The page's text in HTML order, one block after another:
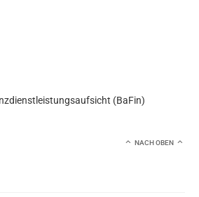
(BaFin)
NACH OBEN